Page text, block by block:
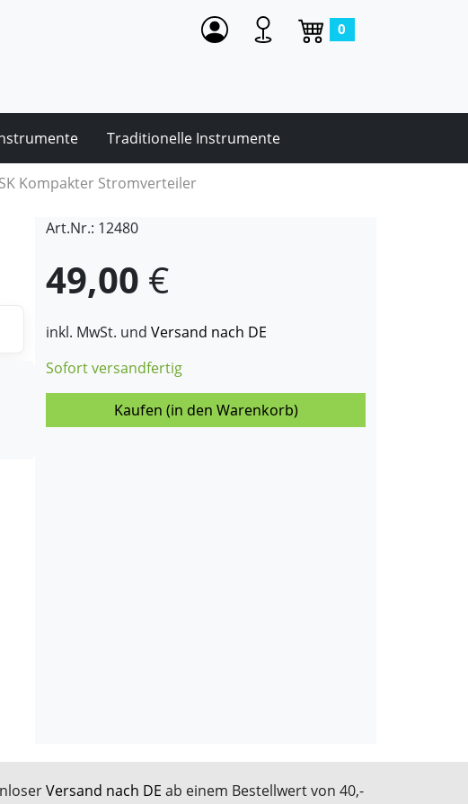
0
Traditionelle Instrumente
Kompakter Stromverteiler
Art.Nr.: 12480
49,00 €
inkl. MwSt. und Versand nach DE
Sofort versandfertig
Kaufen (in den Warenkorb)
Versand nach DE ab einem Bestellwert von 40,-